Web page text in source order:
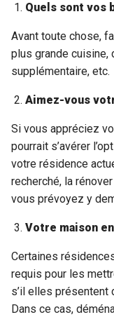
Quels sont vos
Avant toute chose,
plus grande cuisine,
supplémentaire, etc.
Aimez-vous
Si vous appréciez
pourrait s’avérer
votre résidence
recherché, la
vous prévoyez y
Votre maison
Certaines
requis pour les
s’il elles
Dans ce cas,